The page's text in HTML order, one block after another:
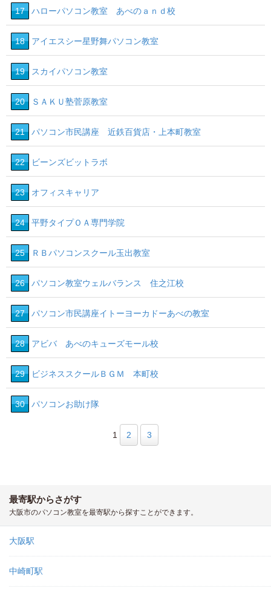
17 ハローパソコン教室 あべのａｎｄ校
18 アイエスシー星野舞パソコン教室
19 スカイパソコン教室
20 ＳＡＫＵ塾菅原教室
21 パソコン市民講座 近鉄百貨店・上本町教室
22 ビーンズビットラボ
23 オフィスキャリア
24 平野タイプＯＡ専門学院
25 ＲＢパソコンスクール玉出教室
26 パソコン教室ウェルバランス 住之江校
27 パソコン市民講座イトーヨーカドーあべの教室
28 アビバ あべのキューズモール校
29 ビジネススクールＢＧＭ 本町校
30 パソコンお助け隊
1 2 3
最寄駅からさがす
大阪市のパソコン教室を最寄駅から探すことができます。
大阪駅
中崎町駅